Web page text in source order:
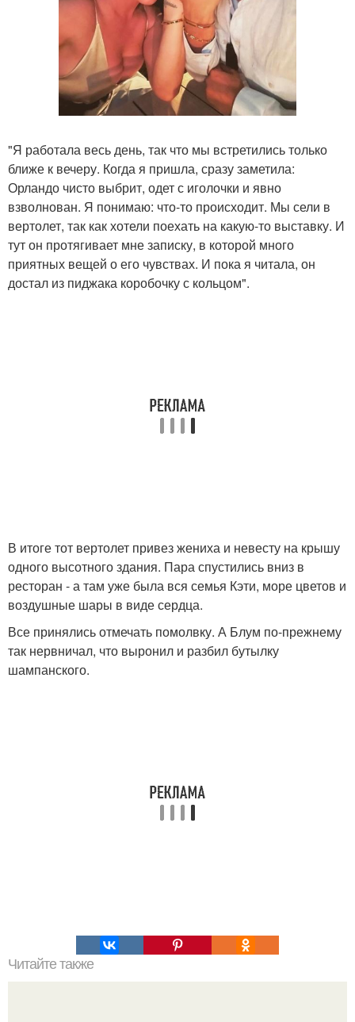
"Я работала весь день, так что мы встретились только
ближе к вечеру. Когда я пришла, сразу заметила:
Орландо чисто выбрит, одет с иголочки и явно
взволнован. Я понимаю: что-то происходит. Мы сели в
вертолет, так как хотели поехать на какую-то выставку. И
тут он протягивает мне записку, в которой много
приятных вещей о его чувствах. И пока я читала, он
достал из пиджака коробочку с кольцом".
В итоге тот вертолет привез жениха и невесту на крышу
одного высотного здания. Пара спустились вниз в
ресторан - а там уже была вся семья Кэти, море цветов и
воздушные шары в виде сердца.
Все принялись отмечать помолвку. А Блум по-прежнему
так нервничал, что выронил и разбил бутылку
шампанского.
Читайте также